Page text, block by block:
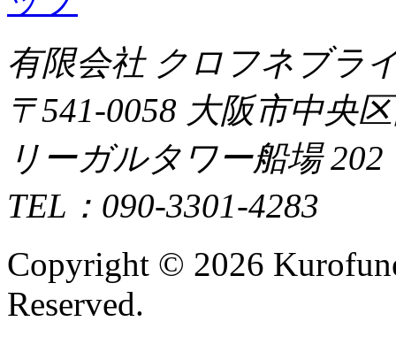
有限会社 クロフネブラ
〒541-0058 大阪市中央
リーガルタワー船場 202
TEL：090-3301-4283
Copyright © 2026
Reserved.